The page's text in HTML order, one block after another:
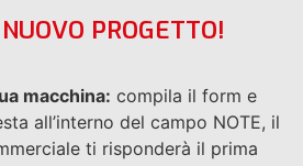
PROGETTO!
macchina: compila il form e
all’interno del campo NOTE, il
ti risponderà il prima